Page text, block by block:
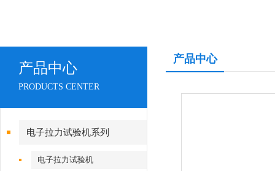
产品中心
PRODUCTS CENTER
电子拉力试验机系列
电子拉力试验机
产品中心